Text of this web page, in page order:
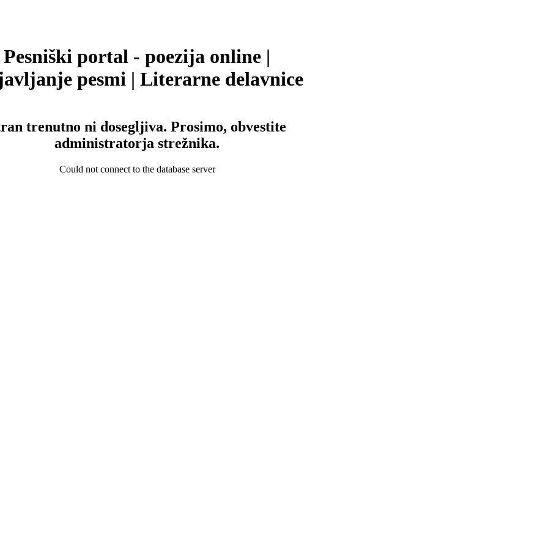
Pesniški portal - poezija online |
pesmi | Literarne delavnice
trenutno ni dosegljiva. Prosimo, obvestite
administratorja strežnika.
Could not connect to the database server